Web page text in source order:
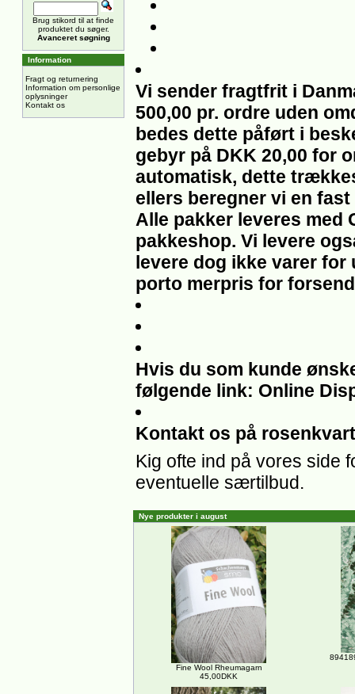
Brug stikord til at finde
produktet du søger.
Avanceret søgning
Information
Fragt og returnering
Information om personlige
oplysninger
Kontakt os
Vi sender fragtfrit i
500,00 pr. ordre uden
bedes dette påført i
gebyr på DKK 20,00 for
automatisk, dette
ellers beregner vi en
Alle pakker leveres med
pakkeshop. Vi levere
levere dog ikke varer for
porto merpris for
Hvis du som kunde
følgende link: Online
Kontakt os på
Kig ofte ind på vores side
eventuelle særtilbud.
Nye produkter i august
Fine Wool Rheumagarn
45,00DKK